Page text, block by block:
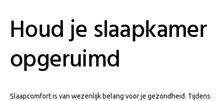
Houd je slaapkamer
opgeruimd
Slaapcomfort is van wezenlijk belang voor je gezondheid. Tijdens